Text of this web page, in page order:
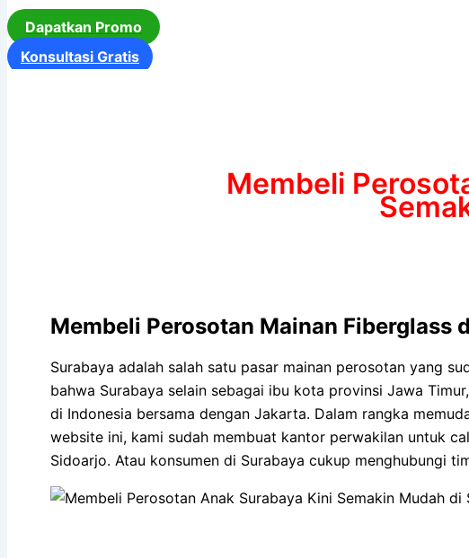
Dapatkan Promo
Konsultasi Gratis
Membeli
Membeli Perosotan Mainan Fiberglass
Surabaya adalah salah satu pasar mainan perosotan yang
bahwa Surabaya selain sebagai ibu kota provinsi Jawa
di Indonesia bersama dengan Jakarta. Dalam rangka
website ini, kami sudah membuat kantor perwakilan untuk
Sidoarjo. Atau konsumen di Surabaya cukup menghubungi